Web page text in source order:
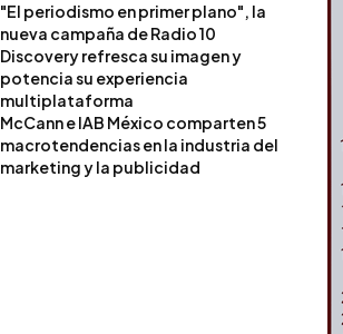
"El periodismo en primer plano", la
nueva campaña de Radio 10
Discovery refresca su imagen y
potencia su experiencia
multiplataforma
McCann e IAB México comparten 5
macrotendencias en la industria del
marketing y la publicidad